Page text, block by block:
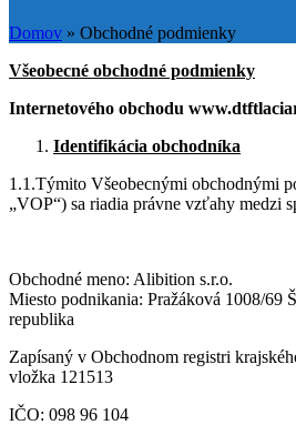
Domov » Obchodné podmienky
Všeobecné obchodné podmienky
Internetového obchodu
Identifikácia obchodníka
1.1.Týmito Všeobecnými obchodnými
„VOP“) sa riadia právne vzťahy medzi
Obchodné meno: Alibition s.r.o.
Miesto podnikania: Pražáková 1008/69
republika
Zapísaný v Obchodnom registri
vložka 121513
IČO: 098 96 104